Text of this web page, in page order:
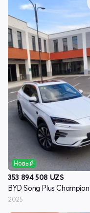
Новый
353 894 508 UZS
2025